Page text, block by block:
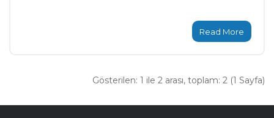
Read More
Gösterilen: 1 ile 2 arası, toplam: 2 (1 Sayfa)